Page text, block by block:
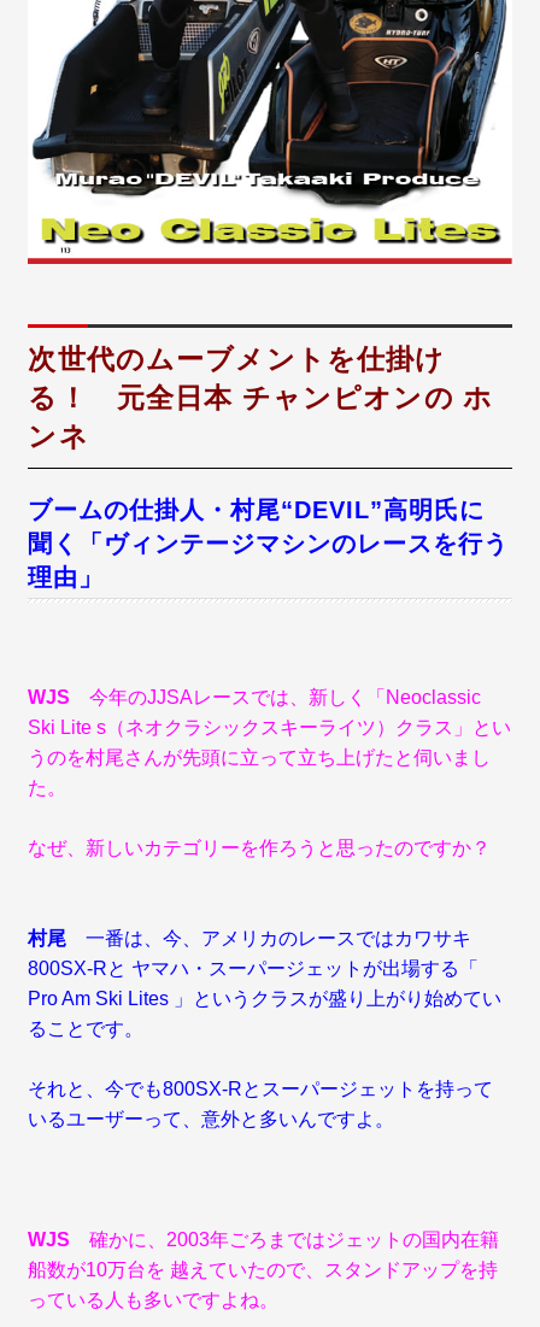
次世代のムーブメントを仕掛け
る！ 元全日本 チャンピオンの ホ
ンネ
ブームの仕掛人・村尾“DEVIL”高明氏に
聞く「ヴィンテージマシンのレースを行う
理由」
WJS 今年のJJSAレースでは、新しく「Neoclassic
Ski Lite s（ネオクラシックスキーライツ）クラス」とい
うのを村尾さんが先頭に立って立ち上げたと伺いまし
た。
なぜ、新しいカテゴリーを作ろうと思ったのですか？
村尾一番は、今、アメリカのレースではカワサキ
800SX-Rと ヤマハ・スーパージェットが出場する「
Pro Am Ski Lites 」というクラスが盛り上がり始めてい
ることです。
それと、今でも800SX-Rとスーパージェットを持って
いるユーザーって、意外と多いんですよ。
WJS 確かに、2003年ごろまではジェットの国内在籍
船数が10万台を 越えていたので、スタンドアップを持
っている人も多いですよね。